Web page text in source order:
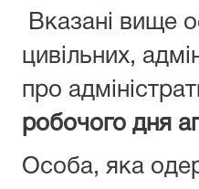
Вказані вище
цивільних,
про
робочого дня
Особа, яка